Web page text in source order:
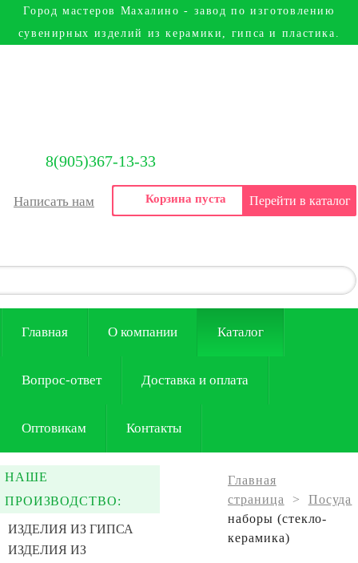
Город мастеров Mахалино - завод по изготовлению
сувенирных изделий из керамики, гипса и пластика.
8(905)367-13-33
Корзина пуста Перейти в каталог
Написать нам
Главная О компании Каталог
Вопрос-ответ Доставка и оплата
Оптовикам Контакты
Главная
страница
>
Посуда
наборы (стекло-
керамика)
НАШЕ
ПРОИЗВОДСТВО:
ИЗДЕЛИЯ ИЗ ГИПСА
ИЗДЕЛИЯ ИЗ